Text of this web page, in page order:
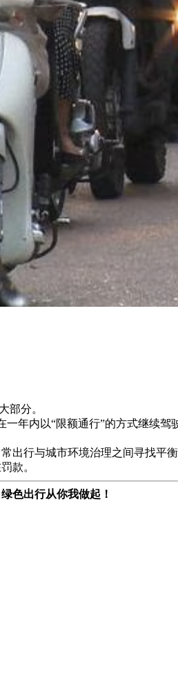
部分。
年内以“限额通行”的方式继续
出行与城市环境治理之间寻找平
款。
色出行从你我做起！